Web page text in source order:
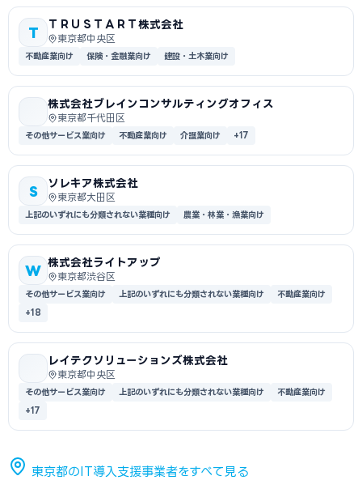
T
ＴＲＵＳＴＡＲＴ株式会社
東京都中央区
不動産業向け 保険・金融業向け 建設・土木業向け
株式会社ブレインコンサルティングオフィス
東京都千代田区
その他サービス業向け 不動産業向け 介護業向け +17
S
ソレキア株式会社
東京都大田区
上記のいずれにも分類されない業種向け 農業・林業・漁業向け
W
株式会社ライトアップ
東京都渋谷区
その他サービス業向け 上記のいずれにも分類されない業種向け
不動産業向け
+18
レイテクソリューションズ株式会社
東京都中央区
その他サービス業向け 上記のいずれにも分類されない業種向け
不動産業向け
+17
東京都のIT導入支援事業者をすべて見る